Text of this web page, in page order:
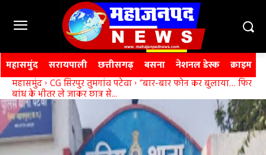
महासमुंद सरायपाली छत्तीसगढ़ बसना नेशनल डेस्क क्राइम
महासमुंद CG सिरपुर तुमगांव पटेवा “बार-बार फोन कर बुलाया… फिर
बांध के भीतर ले जाकर छात्र से...